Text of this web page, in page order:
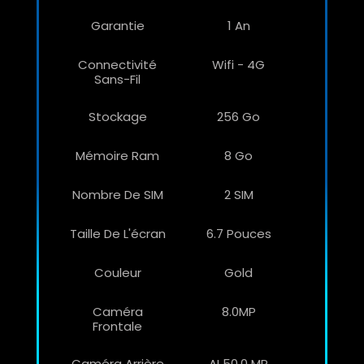
Garantie 1 An
Connectivité
Sans-Fil
Wifi - 4G
Stockage 256 Go
Mémoire Ram 8 Go
Nombre De SIM 2 SIM
Taille De L'écran 6.7 Pouces
Couleur Gold
Caméra
Frontale
8.0MP